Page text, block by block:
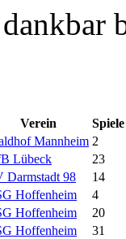
Verein
Spiele
Mannheim 2
Lübeck
23
Darmstadt 98
14
Hoffenheim
4
Hoffenheim
20
Hoffenheim
31